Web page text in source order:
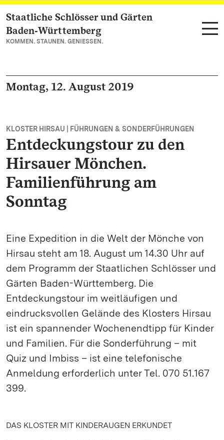
Zum Hauptinhalt springen
Staatliche Schlösser und Gärten
Baden‑Württemberg
KOMMEN. STAUNEN. GENIESSEN.
Montag, 12. August 2019
KLOSTER HIRSAU | FÜHRUNGEN & SONDERFÜHRUNGEN
Entdeckungstour zu den
Hirsauer Mönchen.
Familienführung am
Sonntag
Eine Expedition in die Welt der Mönche von
Hirsau steht am 18. August um 14.30 Uhr auf
dem Programm der Staatlichen Schlösser und
Gärten Baden-Württemberg. Die
Entdeckungstour im weitläufigen und
eindrucksvollen Gelände des Klosters Hirsau
ist ein spannender Wochenendtipp für Kinder
und Familien. Für die Sonderführung – mit
Quiz und Imbiss – ist eine telefonische
Anmeldung erforderlich unter Tel. 070 51.167
399.
DAS KLOSTER MIT KINDERAUGEN ERKUNDET